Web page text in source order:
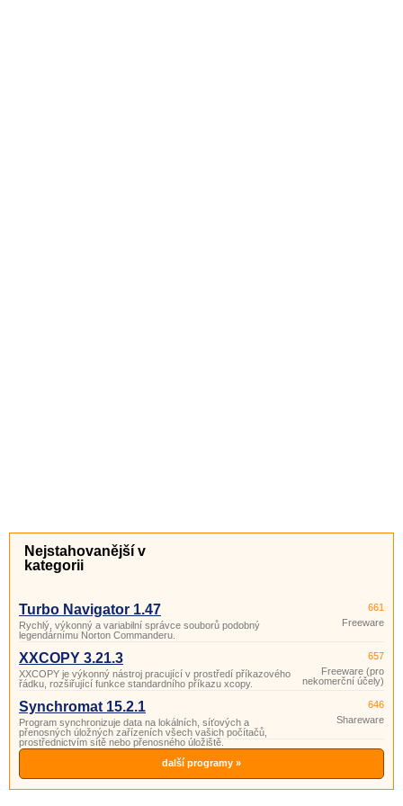
Nejstahovanější v
kategorii
Turbo Navigator 1.47
Rychlý, výkonný a variabilní správce souborů podobný
legendárnímu Norton Commanderu.
661
Freeware
XXCOPY 3.21.3
XXCOPY je výkonný nástroj pracující v prostředí příkazového
řádku, rozšiřující funkce standardního příkazu xcopy.
657
Freeware (pro
nekomerční účely)
Synchromat 15.2.1
Program synchronizuje data na lokálních, síťových a
přenosných úložných zařízeních všech vašich počítačů,
prostřednictvím sítě nebo přenosného úložiště.
646
Shareware
další programy »